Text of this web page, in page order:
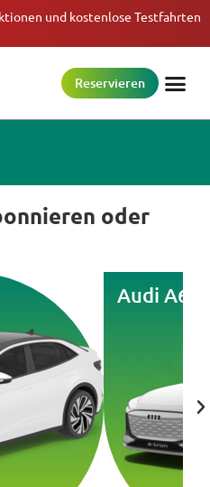
und kostenlose Testfahrten
Reservieren
oder
Audi A6